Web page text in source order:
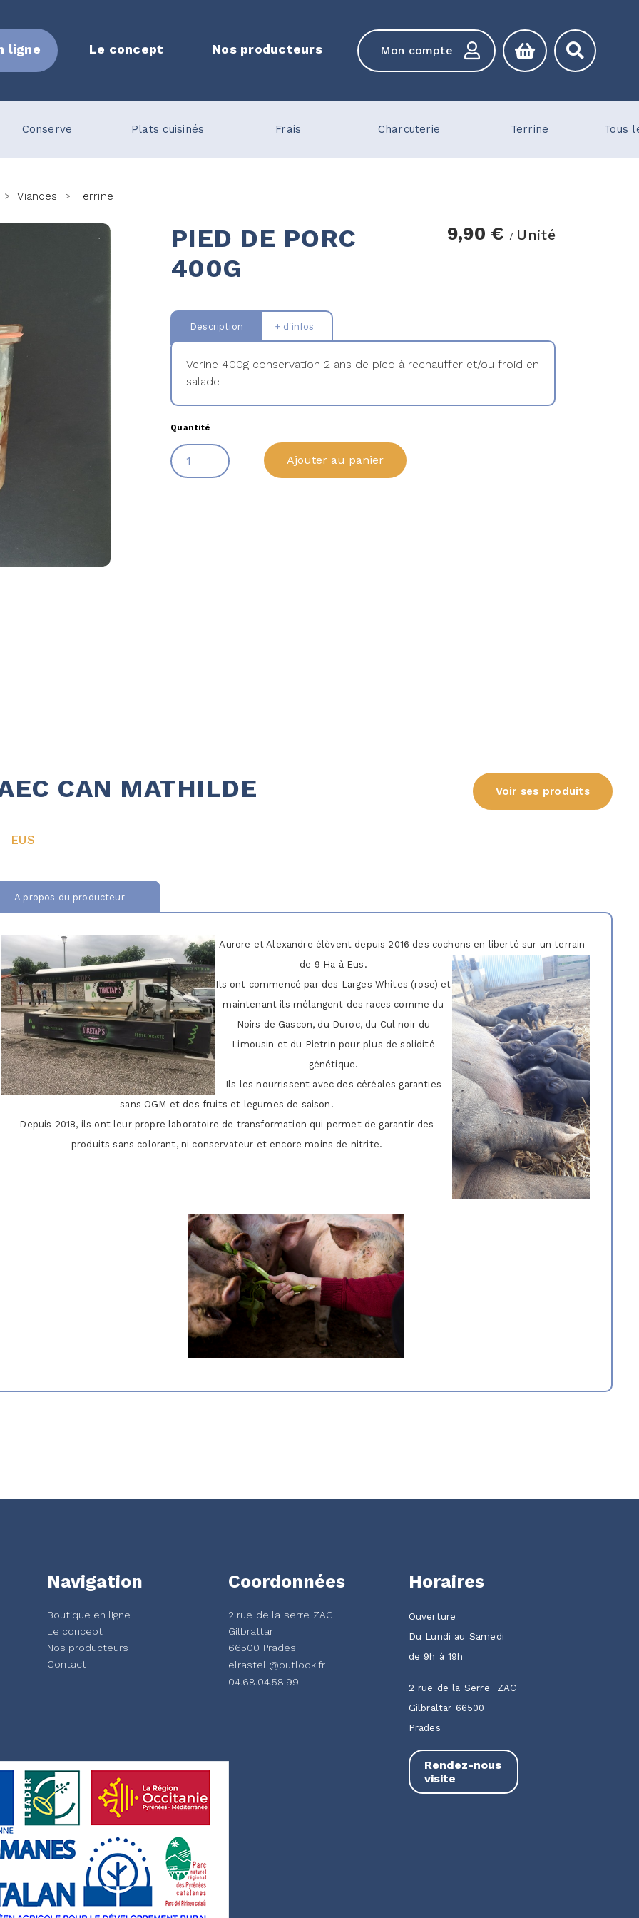
ligne Le concept Nos producteurs Mon compte
Conserve Plats cuisinés Frais Charcuterie Terrine Tous
> Viandes > Terrine
PIED DE PORC
400G
9,90 € / Unité
Description + d'infos
Verine 400g conservation 2 ans de pied à rechauffer et/ou froid en
salade
Quantité
Ajouter au panier
CAN MATHILDE Voir ses produits
EUS
A propos du producteur
Aurore et Alexandre élèvent depuis 2016 des cochons en liberté sur un terrain
de 9 Ha à Eus.
Ils ont commencé par des Larges Whites (rose) et
maintenant ils mélangent des races comme du
Noirs de Gascon, du Duroc, du Cul noir du
Limousin et du Pietrin pour plus de solidité
génétique.
Ils les nourrissent avec des céréales garanties
sans OGM et des fruits et legumes de saison.
Depuis 2018, ils ont leur propre laboratoire de transformation qui permet de garantir des
produits sans colorant, ni conservateur et encore moins de nitrite.
Navigation
Boutique en ligne
Le concept
Nos producteurs
Contact
Coordonnées
2 rue de la serre ZAC
Gilbraltar
66500 Prades
elrastell@outlook.fr
04.68.04.58.99
Horaires
Ouverture
Du Lundi au Samedi
de 9h à 19h
2 rue de la Serre ZAC
Gilbraltar 66500
Prades
Rendez-nous
visite